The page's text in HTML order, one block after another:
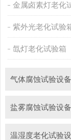
金属卤素灯老化
紫外光老化试验
氙灯老化试验箱
气体腐蚀试验设备
盐雾腐蚀试验设备
温湿度老化试验